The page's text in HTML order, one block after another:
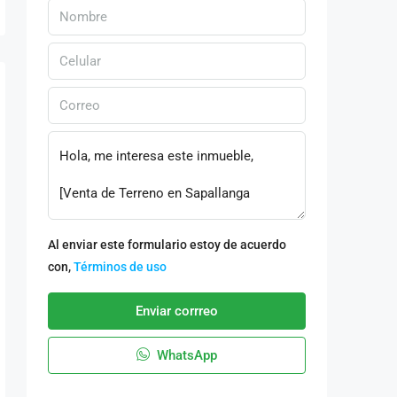
Al enviar este formulario estoy de acuerdo
con,Términos de uso
Enviar corrreo
WhatsApp